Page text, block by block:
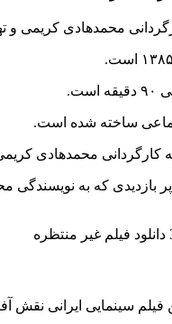
محمدهادی
ساخته شده است.
کارگردانی محمدهادی
بازدیدی که به نویسندگی
فیلم سینمایی ایرانی نقش